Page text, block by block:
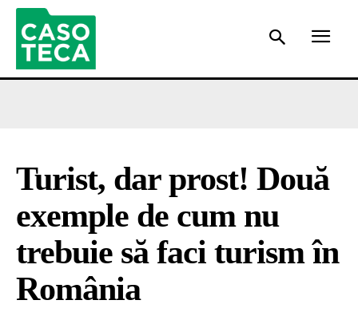
Turist, dar prost! Două
exemple de cum nu
trebuie să faci turism în
România